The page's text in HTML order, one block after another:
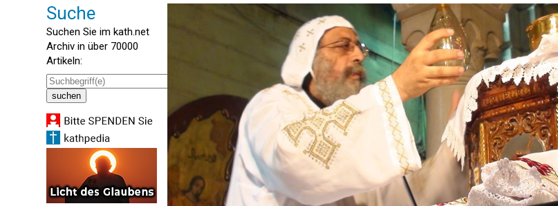
Suche
Suchen Sie im kath.net
Archiv in über 70000
Artikeln: